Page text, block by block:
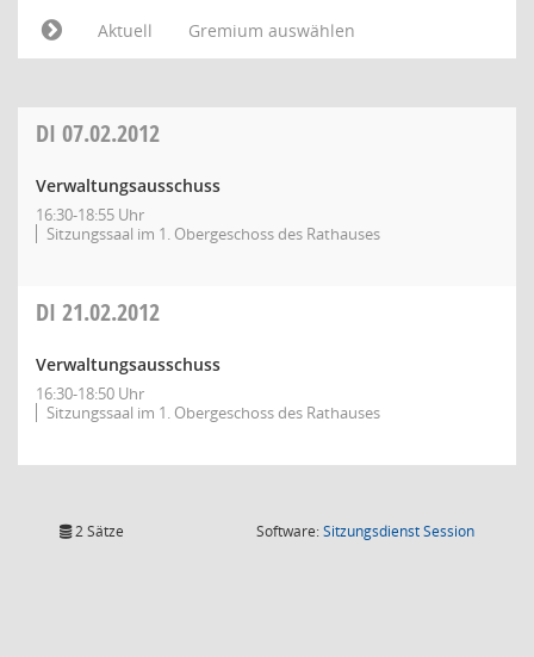
Aktuell
Gremium auswählen
DI 07.02.2012
Verwaltungsausschuss
16:30-18:55 Uhr
Sitzungssaal im 1. Obergeschoss des Rathauses
DI 21.02.2012
Verwaltungsausschuss
16:30-18:50 Uhr
Sitzungssaal im 1. Obergeschoss des Rathauses
2 Sätze Software:SitzungsdienstSession(Wird in